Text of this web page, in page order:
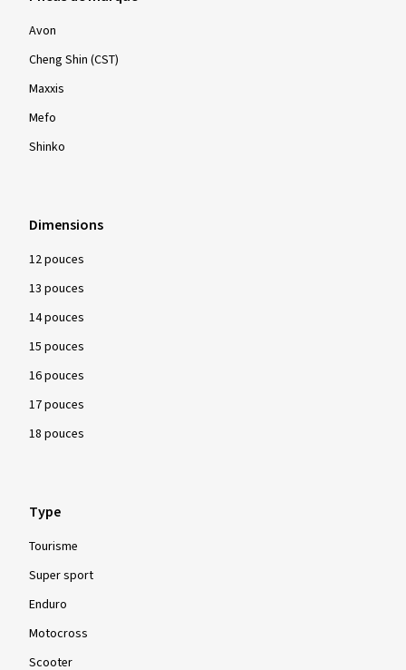
Avon
Cheng Shin (CST)
Maxxis
Mefo
Shinko
Dimensions
12 pouces
13 pouces
14 pouces
15 pouces
16 pouces
17 pouces
18 pouces
Type
Tourisme
Super sport
Enduro
Motocross
Scooter